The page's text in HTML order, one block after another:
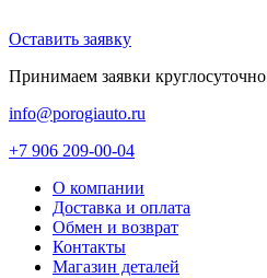
Оставить заявку
Принимаем заявки круглосуточно
info@porogiauto.ru
+7 906 209-00-04
О компании
Доставка и оплата
Обмен и возврат
Контакты
Магазин деталей